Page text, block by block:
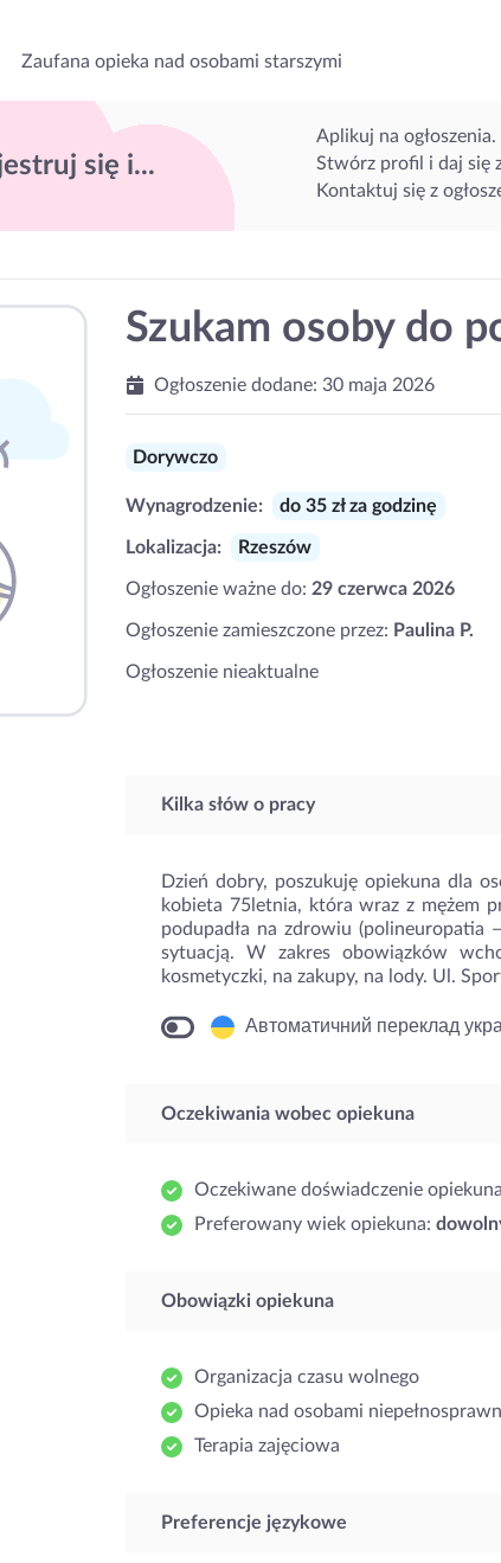
Zaufana opieka nad osobami starszymi
się i...
Aplikuj na ogłoszenia.
Stwórz profil i daj się
Kontaktuj się z
Szukam osoby do
Ogłoszenie dodane: 30 maja 2026
Dorywczo
Wynagrodzenie: do 35 zł za godzinę
Lokalizacja: Rzeszów
Ogłoszenie ważne do: 29 czerwca 2026
Ogłoszenie zamieszczone przez: Paulina P.
Ogłoszenie nieaktualne
Kilka słów o pracy
Dzień dobry, poszukuję opiekuna dla
kobieta 75letnia, która wraz z mężem
podupadła na zdrowiu
sytuacją. W zakres obowiązków
kosmetyczki, na zakupy, na lody. Ul.
Автоматичний переклад
Oczekiwania wobec opiekuna
Oczekiwane doświadczenie
Preferowany wiek opiekuna:
Obowiązki opiekuna
Organizacja czasu wolnego
Opieka nad osobami
Terapia zajęciowa
Preferencje językowe